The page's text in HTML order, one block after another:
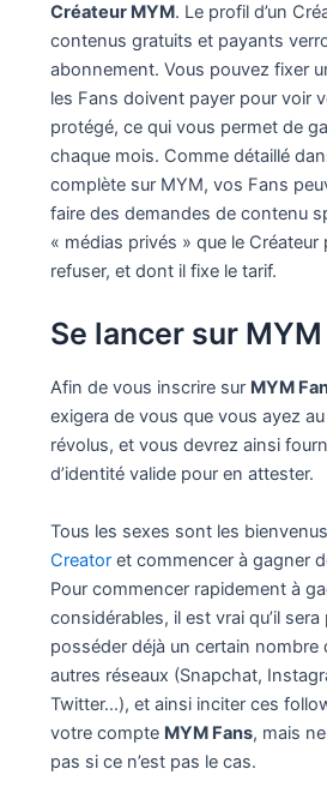
Créateur MYM. Le profil d’un
contenus gratuits et payants
abonnement. Vous pouvez fixer
les Fans doivent payer pour voir
protégé, ce qui vous permet de
chaque mois. Comme détaillé
complète sur MYM, vos Fans
faire des demandes de contenu
« médias privés » que le
refuser, et dont il fixe le tarif.
Se lancer sur MYM
Afin de vous inscrire sur MYM
exigera de vous que vous ayez
révolus, et vous devrez ainsi
d’identité valide pour en attester.
Tous les sexes sont les
Creatoret commencer à gagner
Pour commencer rapidement à
considérables, il est vrai qu’il
posséder déjà un certain nombre
autres réseaux (Snapchat,
Twitter…), et ainsi inciter ces
votre compte MYM Fans, mais
pas si ce n’est pas le cas.